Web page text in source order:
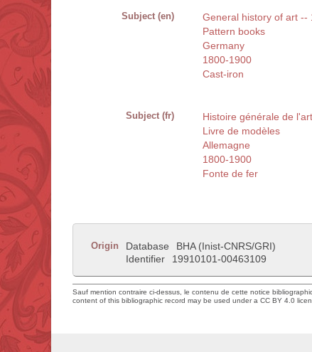
Subject (en)
General history of art --
Pattern books
Germany
1800-1900
Cast-iron
Subject (fr)
Histoire générale de
Livre de modèles
Allemagne
1800-1900
Fonte de fer
Origin Database
BHA (Inist-CNRS/GRI)
Identifier
19910101-00463109
Sauf mention contraire ci-dessus, le contenu de cette notice
content of this bibliographic record may be used under a CC BY 4.0